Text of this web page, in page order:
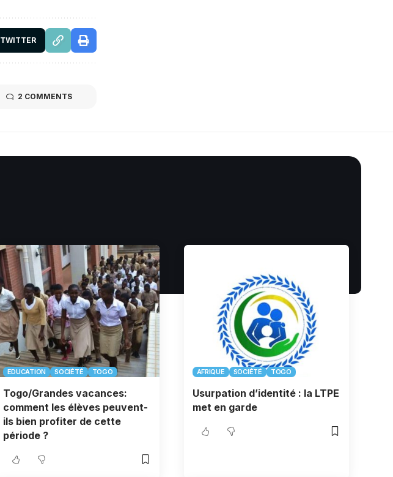
TWITTER
2 COMMENTS
EDUCATION SOCIÉTÉ TOGO
Togo/Grandes vacances:
comment les élèves peuvent-
ils bien profiter de cette
période ?
AFRIQUE SOCIÉTÉ TOGO
Usurpation d’identité : la LTPE
met en garde